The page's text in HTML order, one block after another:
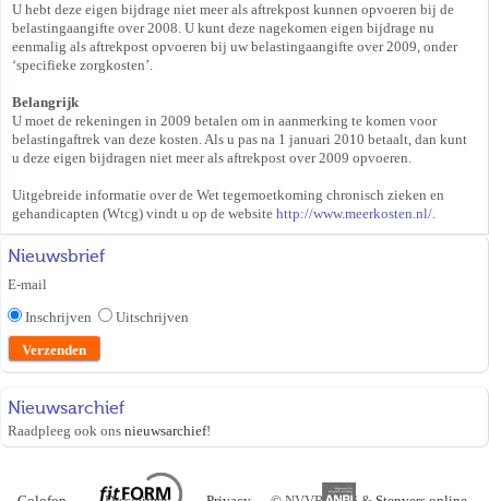
U hebt deze eigen bijdrage niet meer als aftrekpost kunnen opvoeren bij de
belastingaangifte over 2008. U kunt deze nagekomen eigen bijdrage nu
eenmalig als aftrekpost opvoeren bij uw belastingaangifte over 2009, onder
‘specifieke zorgkosten’.
Belangrijk
U moet de rekeningen in 2009 betalen om in aanmerking te komen voor
belastingaftrek van deze kosten. Als u pas na 1 januari 2010 betaalt, dan kunt
u deze eigen bijdragen niet meer als aftrekpost over 2009 opvoeren.
Uitgebreide informatie over de Wet tegemoetkoming chronisch zieken en
gehandicapten (Wtcg) vindt u op de website http://www.meerkosten.nl/.
Nieuwsbrief
E-mail
Inschrijven
Uitschrijven
Nieuwsarchief
Raadpleeg ook ons nieuwsarchief!